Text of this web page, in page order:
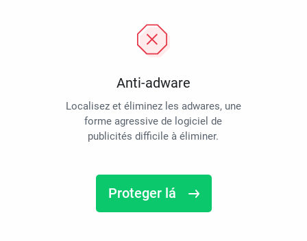
Anti-adware
Localisez et éliminez les adwares, une
forme agressive de logiciel de
publicités difficile à éliminer.
Proteger lá